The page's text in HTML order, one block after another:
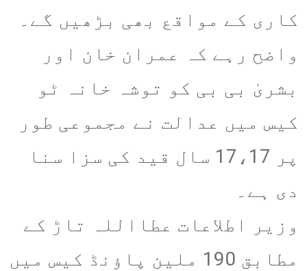
کاری کے مواقع بھی بڑھیں گے۔
واضح رہے کہ عمران خان اور
بشریٰ بی بی کو توشہ خانہ ٹو
کیس میں عدالت نے مجموعی طور
پر 17،17 سال قید کی سزا سنا
دی ہے۔
وزیر اطلاعات عطااللہ تاڑ کے
مطابق 190 ملین پاؤنڈ کیس میں